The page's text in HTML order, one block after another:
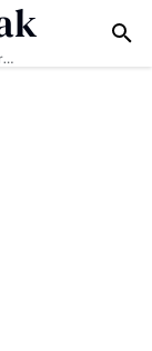
Aktif Pastikan